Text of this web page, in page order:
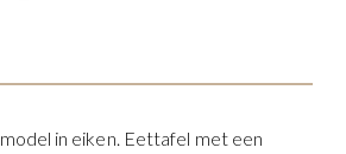
in eiken. Eettafel met een